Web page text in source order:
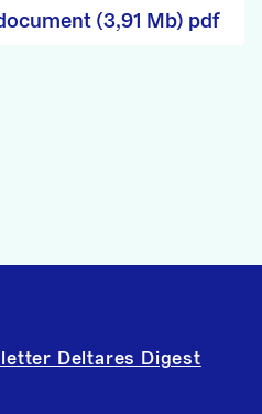
(3,91 Mb) pdf
Deltares Digest